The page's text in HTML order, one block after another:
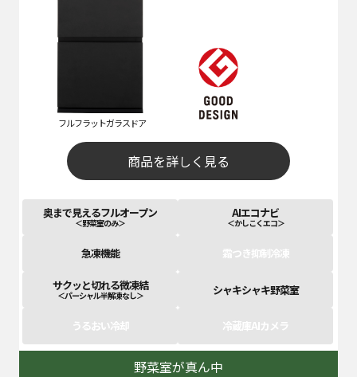
フルフラットガラスドア
商品を詳しく見る
奥まで見えるフルオープン
＜野菜室のみ＞
AIエコナビ
＜かしこくエコ＞
急凍機能 霜つき抑制冷凍
サクッと切れる微凍結
＜パーシャル半解凍なし＞ シャキシャキ野菜室
うるおい冷却 冷蔵庫AIカメラ
野菜室が真ん中